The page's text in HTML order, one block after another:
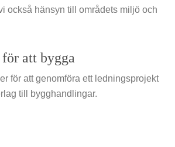
också hänsyn till områdets miljö och
att bygga
för att genomföra ett ledningsprojekt
till bygghandlingar.